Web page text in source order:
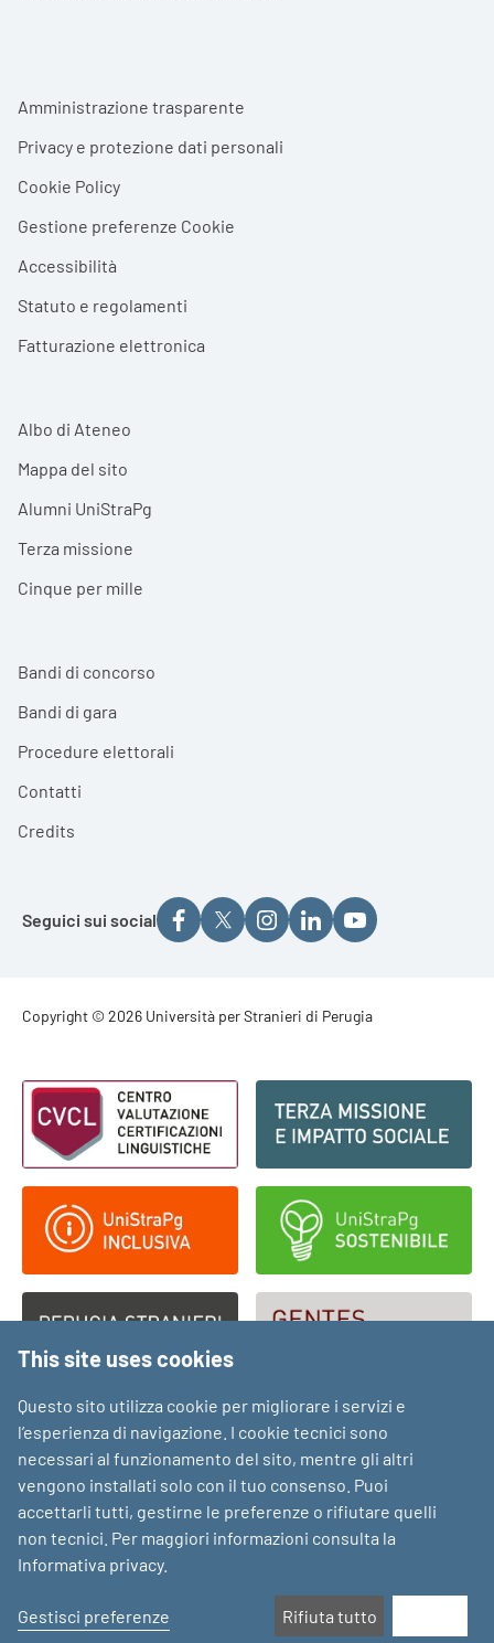
Footer menu
Amministrazione trasparente
Privacy e protezione dati personali
Cookie Policy
Gestione preferenze Cookie
Accessibilità
Statuto e regolamenti
Fatturazione elettronica
Albo di Ateneo
Mappa del sito
Alumni UniStraPg
Terza missione
Cinque per mille
Bandi di concorso
Bandi di gara
Procedure elettorali
Contatti
Credits
Seguici sui social
Footer - Copyright
Copyright © 2026 Università per Stranieri di Perugia
Footer - Loghi
This site uses cookies
Questo sito utilizza cookie per migliorare i servizi e
l’esperienza di navigazione. I cookie tecnici sono
necessari al funzionamento del sito, mentre gli altri
vengono installati solo con il tuo consenso. Puoi
accettarli tutti, gestirne le preferenze o rifiutare quelli
non tecnici. Per maggiori informazioni consulta la
Informativa privacy.
Gestisci preferenze Rifiuta tutto